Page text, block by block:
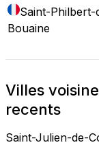
Saint-Philbert-
Bouaine
Villes
recents
Saint-Julien-de-